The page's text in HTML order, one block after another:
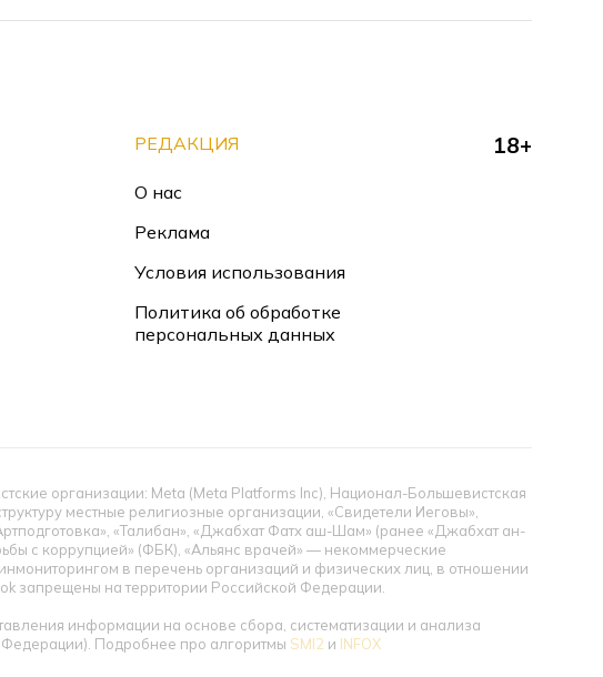
РЕДАКЦИЯ
О нас
Реклама
Условия использования
Политика об обработке
персональных данных
18+
организации: Meta (Meta Platforms Inc), Национал-Большевистская
местные религиозные организации, «Свидетели Иеговы»,
«Талибан», «Джабхат Фатх аш-Шам» (ранее «Джабхат ан-
с коррупцией» (ФБК), «Альянс врачей» — некоммерческие
в перечень организаций и физических лиц, в отношении
запрещены на территории Российской Федерации.
информации на основе сбора, систематизации и анализа
Федерации). Подробнее про алгоритмы SMI2 и INFOX